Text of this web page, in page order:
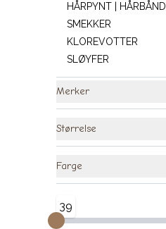
HÅRPYNT | HÅRBÅND
SMEKKER
KLOREVOTTER
SLØYFER
Merker
Størrelse
Farge
39